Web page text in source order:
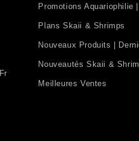
Promotions Aquariophilie
Plans Skaii & Shrimps
Nouveaux Produits |
Nouveautés Skaii &
Meilleures Ventes